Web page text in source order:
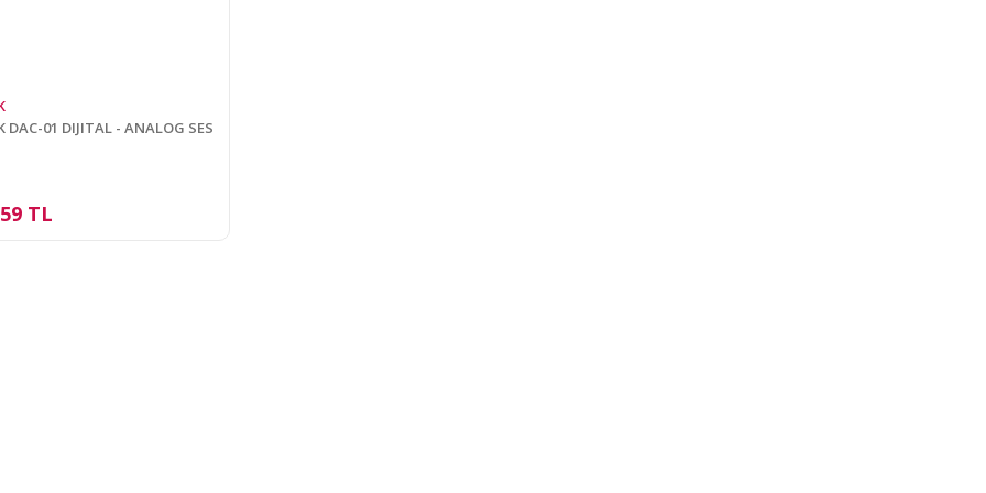
DAC-01 DIJITAL - ANALOG SES
TL